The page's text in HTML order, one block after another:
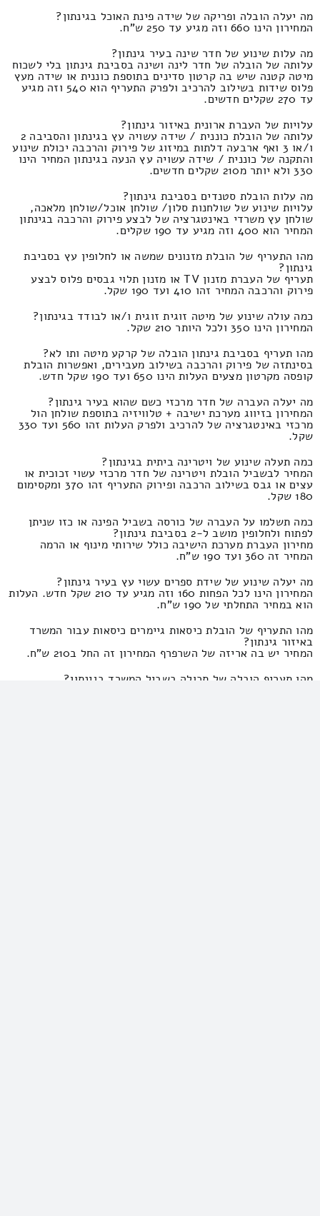
מה יעלה הובלה ופריקה של שידה פינת האוכל בגינתון?
המחירון הינו 660 וזה מגיע עד 250 ש"ח.
מה עלות שינוע של חדר שינה בעיר גינתון?
עלותה של הובלה של חדר לינה ושינה בסביבת גינתון בלי לשכוח
מיטה קטנה שיש בה קרטון סדינים בתוספת כוננית או שידה מעץ
פלוס שידות בשילוב להרכיב ולפרק התעריף הוא 540 וזה מגיע
עד 270 שקלים חדשים.
עלויות של העברת ארונית באיזור גינתון?
עלותה של הובלת כוננית / שידה עשויה עץ בגינתון והסביבה 2
ו/או 3 ואף ארבעה דלתות במיזוג של פירוק והרכבה יכולת שינוע
והתקנה של כוננית / שידה עשויה עץ הנעה בגינתון המחיר הינו
330 ולא יותר מ210 שקלים חדשים.
מה עלות הובלת סטנדים בסביבת גינתון?
עלויות שינוע של שולחנות סלון/ שולחן אוכל/שולחן מלאכה,
שולחן עץ משרדי באינטגרציה של לבצע פירוק והרכבה בגינתון
המחיר הוא 400 וזה מגיע עד 190 שקלים.
מהו התעריף של הובלת מזנונים שמשה או לחלופין עץ בסביבת
גינתון?
תעריף של העברת מזנון TV או מזנון תלוי גבסים פלוס לבצע
פירוק והרכבה המחיר זהו 410 ועד 190 שקל.
כמה עולה שינוע של מיטה זוגית זוגית ו/או לבודד בגינתון?
המחירון הינו 350 ולכל היותר 210 שקל.
מהו תעריף בסביבת גינתון הובלה של קרקע מיטה ותו לא?
בסינתזה של פירוק והרכבה בשילוב מעבירים, ואפשרות הובלת
קופסה מקרטון מצעים העלות הינו 650 ועד 190 שקל חדש.
מה יעלה העברה של חדר מרכזי כשם שהוא בעיר גינתון?
המחירון בזיווג מערכת ישיבה + טלוויזיה בתוספת שולחן הול
מרכזי באינטגרציה של להרכיב ולפרק העלות זהו 560 ועד 330
שקל.
כמה תעלה שינוע של ויטרינה ביתית בגינתון?
המחיר לבשביל הובלת ויטרינה של חדר מרכזי עשוי זכוכית או
עצים או גבס בשילוב הרכבה ופירוק התעריף זהו 370 ומקסימום
180 שקל.
כמה תשלמו על העברה של כורסה בשביל הפינה או כזו שניתן
לפתוח ולחלופין מושב ל-2 בסביבת גינתון?
מחירון העברת מערכת הישיבה כולל שירותי מינוף או הרמה
המחיר זה 360 ועד 190 ש"ח.
מה יעלה שינוע של שידת ספרים עשוי עץ בעיר גינתון?
המחירון הינו לכל הפחות 160 וזה מגיע עד 210 שקל חדש. העלות
הוא במחיר התחלתי של 190 ש"ח.
מהו התעריף של הובלת כיסאות גיימרים כיסאות עבור המשרד
באיזור גינתון?
המחיר יש בה אריזה של השרפרף המחירון זה החל ב210 ש"ח.
מהו תעריף הובלה של תכולה בשביל המשרד בגינתון?